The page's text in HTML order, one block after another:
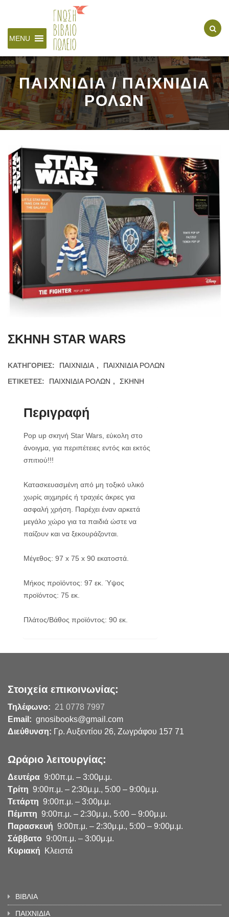
MENU
ΠΑΙΧΝΙΔΙΑ / ΠΑΙΧΝΙΔΙΑ
ΡΟΛΩΝ
ΣΚΗΝΗ STAR WARS
ΚΑΤΗΓΟΡΊΕΣ: ΠΑΙΧΝΙΔΙΑ ,
ΠΑΙΧΝΙΔΙΑ ΡΟΛΩΝ
ΕΤΙΚΈΤΕΣ:
ΠΑΙΧΝΙΔΙΑ ΡΟΛΩΝ , ΣΚΗΝΗ
Περιγραφή
Pop up σκηνή Star Wars, εύκολη στο
άνοιγμα, για περιπέτειες εντός και εκτός
σπιτιού!!!
Κατασκευασμένη από μη τοξικό υλικό
χωρίς αιχμηρές ή τραχιές άκρες για
ασφαλή χρήση. Παρέχει έναν αρκετά
μεγάλο χώρο για τα παιδιά ώστε να
παίζουν και να ξεκουράζονται.
Μέγεθος: 97 x 75 x 90 εκατοστά.
Μήκος προϊόντος: 97 εκ. Ύψος
προϊόντος: 75 εκ.
Πλάτος/Βάθος προϊόντος: 90 εκ.
Στοιχεία επικοινωνίας:
Τηλέφωνο: 21 0778 7997
Email: gnosibooks@gmail.com
Διεύθυνση: Γρ. Αυξεντίου 26, Ζωγράφου 157 71
Ωράριο λειτουργίας:
Δευτέρα 9:00π.μ. – 3:00μ.μ.
Τρίτη 9:00π.μ. – 2:30μ.μ., 5:00 – 9:00μ.μ.
Τετάρτη 9:00π.μ. – 3:00μ.μ.
Πέμπτη 9:00π.μ. – 2:30μ.μ., 5:00 – 9:00μ.μ.
Παρασκευή 9:00π.μ. – 2:30μ.μ., 5:00 – 9:00μ.μ.
Σάββατο 9:00π.μ. – 3:00μ.μ.
Κυριακή Κλειστά
ΒΙΒΛΙΑ
ΠΑΙΧΝΙΔΙΑ